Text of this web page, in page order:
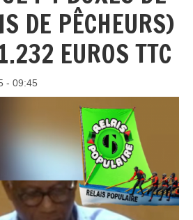
DE PÊCHEURS)
EUROS TTC
- 09:45